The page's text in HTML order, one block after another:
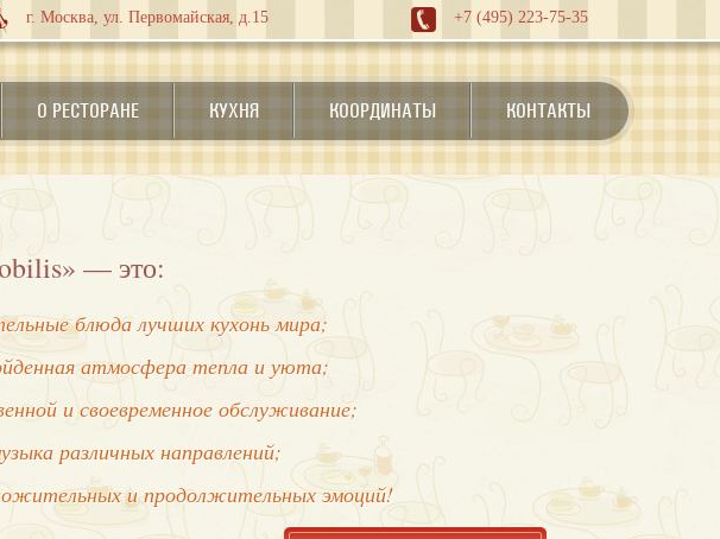
г. Москва, ул. Первомайская, д.15 +7 (495) 223-75-35
О РЕСТОРАНЕ КУХНЯ КООРДИНАТЫ КОНТАКТЫ
— это:
блюда лучших кухонь мира;
атмосфера тепла и уюта;
и своевременное обслуживание;
различных направлений;
и продолжительных эмоций!